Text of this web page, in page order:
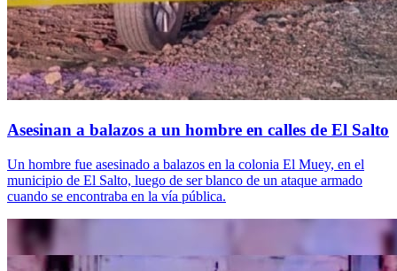
Asesinan a balazos a un hombre en calles de El Salto
Un hombre fue asesinado a balazos en la colonia El Muey, en el
municipio de El Salto, luego de ser blanco de un ataque armado
cuando se encontraba en la vía pública.